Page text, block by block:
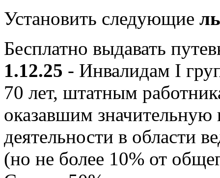
Установить следующие
Бесплатно выдавать
1.12.25 - Инвалидам I
70 лет, штатным
оказавшим
деятельности в области
(но не более 10% от